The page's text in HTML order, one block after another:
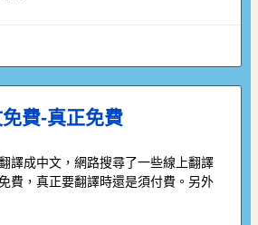
費-真正免費
譯成中文，網路搜尋了一些線上翻譯
費，真正要翻譯時還是須付費。另外